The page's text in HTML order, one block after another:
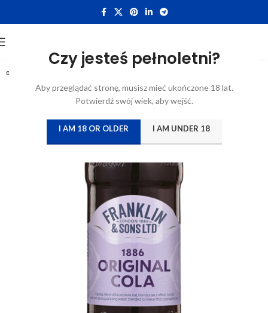
Czy jesteś pełnoletni?
Aby przeglądać stronę, musisz mieć ukończone 18 lat.
Potwierdź swój wiek, aby wejść.
I AM 18 OR OLDER I AM UNDER 18
0,275